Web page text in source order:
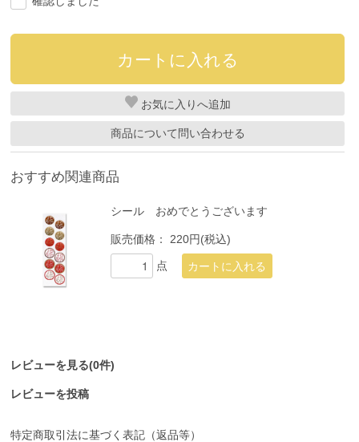
お気に入り
商品について問い合わせる
おすすめ関連商品
シール おめでとうございます
販売価格： 220円(税込)
点
レビューを見る(0件)
レビューを投稿
特定商取引法に基づく表記（返品等）